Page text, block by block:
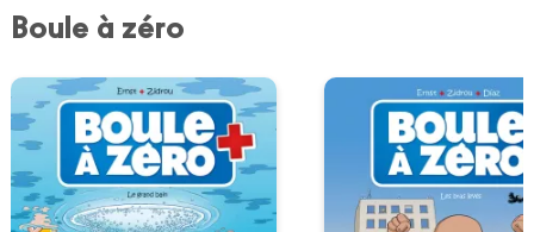
Boule à zéro